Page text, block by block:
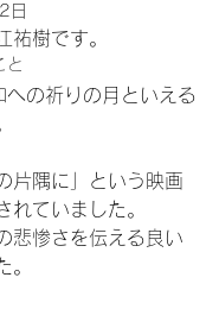
と
日
祐樹です。
の祈りの月といえる
片隅に」という映画
れていました。
悲惨さを伝える良い
。